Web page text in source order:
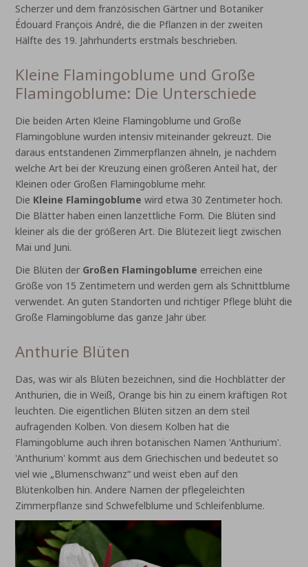
Scherzer und dem französischen Gärtner und Botaniker
Édouard François André, die die Pflanzen in der zweiten
Hälfte des 19. Jahrhunderts erstmals beschrieben.
Kleine Flamingoblume und Große
Flamingoblume: Die Unterschiede
Die beiden Arten Kleine Flamingoblume und Große
Flamingoblune wurden intensiv miteinander gekreuzt. Die
daraus entstandenen Zimmerpflanzen ähneln, je nachdem
welche Art bei der Kreuzung einen größeren Anteil hat, der
Kleinen oder Großen Flamingoblume mehr.
Die Kleine Flamingoblume wird etwa 30 Zentimeter hoch.
Die Blätter haben einen lanzettliche Form. Die Blüten sind
kleiner als die der größeren Art. Die Blütezeit liegt zwischen
Mai und Juni.
Die Blüten der Großen Flamingoblume erreichen eine
Größe von 15 Zentimetern und werden gern als Schnittblume
verwendet. An guten Standorten und richtiger Pflege blüht die
Große Flamingoblume das ganze Jahr über.
Anthurie Blüten
Das, was wir als Blüten bezeichnen, sind die Hochblätter der
Anthurien, die in Weiß, Orange bis hin zu einem kräftigen Rot
leuchten. Die eigentlichen Blüten sitzen an dem steil
aufragenden Kolben. Von diesem Kolben hat die
Flamingoblume auch ihren botanischen Namen 'Anthurium'.
'Anthurium' kommt aus dem Griechischen und bedeutet so
viel wie „Blumenschwanz“ und weist eben auf den
Blütenkolben hin. Andere Namen der pflegeleichten
Zimmerpflanze sind Schwefelblume und Schleifenblume.